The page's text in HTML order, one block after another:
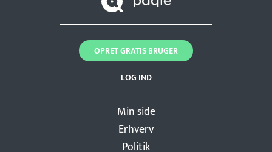
Min side
Erhverv
Politik
LOG IND
OPRET GRATIS BRUGER